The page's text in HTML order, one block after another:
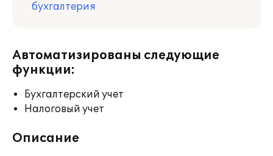
бухгалтерия
Автоматизированы следующие
функции:
Бухгалтерский учет
Налоговый учет
Описание